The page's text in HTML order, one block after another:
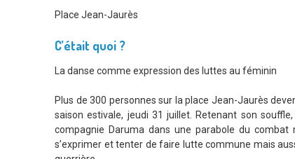
Place Jean-Jaurès
C’était quoi ?
La danse comme expression des luttes au féminin
Plus de 300 personnes sur la place Jean-Jaurès
saison estivale, jeudi 31 juillet. Retenant son
compagnie Daruma dans une parabole du
s’exprimer et tenter de faire lutte commune mais